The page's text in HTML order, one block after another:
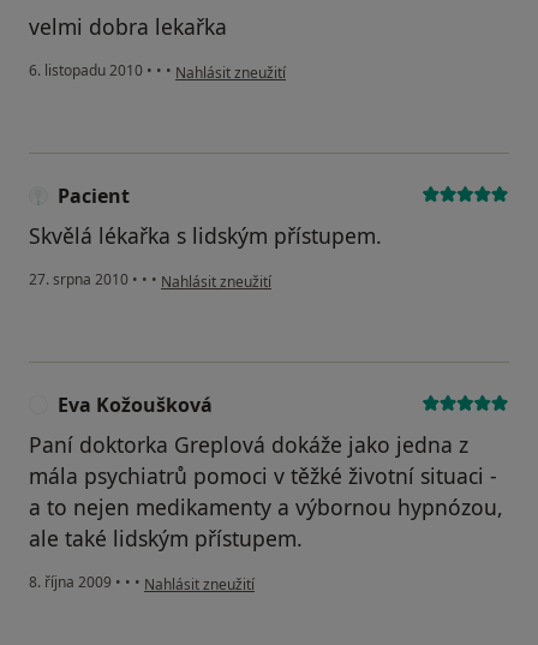
velmi dobra lekařka
6. listopadu 2010 • • • podle názoru uživatele Pacient
Nahlásit zneužití
Pacient
Skvělá lékařka s lidským přístupem.
27. srpna 2010 • • • podle názoru uživatele Pacient
Nahlásit zneužití
Eva Kožoušková
Paní doktorka Greplová dokáže jako jedna z
mála psychiatrů pomoci v těžké životní situaci -
a to nejen medikamenty a výbornou hypnózou,
ale také lidským přístupem.
8. října 2009 • • • podle názoru uživatele Eva Kožoušková
Nahlásit zneužití